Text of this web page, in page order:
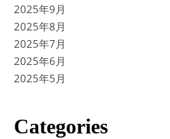
2025年9月
2025年8月
2025年7月
2025年6月
2025年5月
Categories